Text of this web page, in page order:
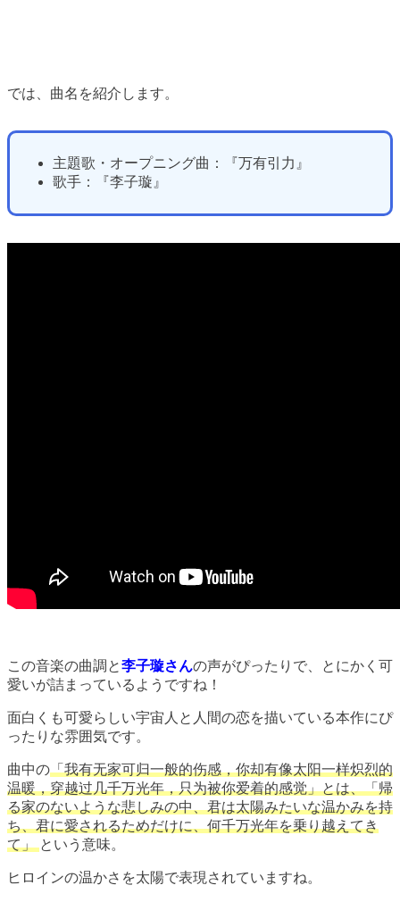
では、曲名を紹介します。
主題歌・オープニング曲：『万有引力』
歌手：『李子璇』
この音楽の曲調と李子璇さんの声がぴったりで、とにかく可
愛いが詰まっているようですね！
面白くも可愛らしい宇宙人と人間の恋を描いている本作にぴ
ったりな雰囲気です。
曲中の「我有无家可归一般的伤感，你却有像太阳一样炽烈的
温暖，穿越过几千万光年，只为被你爱着的感觉」とは、「帰
る家のないような悲しみの中、君は太陽みたいな温かみを持
ち、君に愛されるためだけに、何千万光年を乗り越えてき
て」という意味。
ヒロインの温かさを太陽で表現されていますね。